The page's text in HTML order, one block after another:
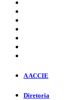
A ACCIE
Diretoria